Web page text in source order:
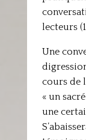
lecteurs
Une
cours de
« un
une